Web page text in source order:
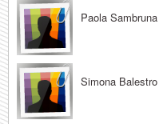
Paola Sambruna
Simona Balestro